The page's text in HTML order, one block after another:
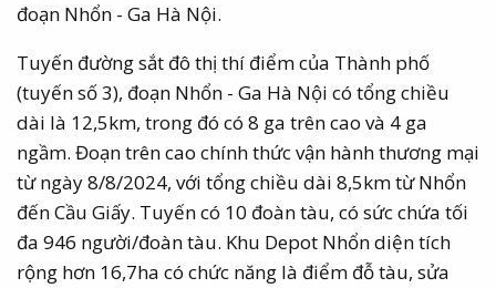
đoạn Nhổn - Ga Hà Nội.
Tuyến đường sắt đô thị thí điểm của Thành phố
(tuyến số 3), đoạn Nhổn - Ga Hà Nội có tổng chiều
dài là 12,5km, trong đó có 8 ga trên cao và 4 ga
ngầm. Đoạn trên cao chính thức vận hành thương mại
từ ngày 8/8/2024, với tổng chiều dài 8,5km từ Nhổn
đến Cầu Giấy. Tuyến có 10 đoàn tàu, có sức chứa tối
đa 946 người/đoàn tàu. Khu Depot Nhổn diện tích
rộng hơn 16,7ha có chức năng là điểm đỗ tàu, sửa